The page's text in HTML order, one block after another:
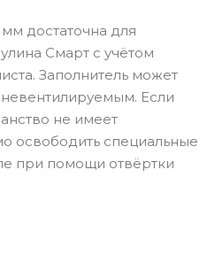
достаточна для
Смарт с учётом
Заполнитель может
Если
не имеет
освободить специальные
при помощи отвёртки